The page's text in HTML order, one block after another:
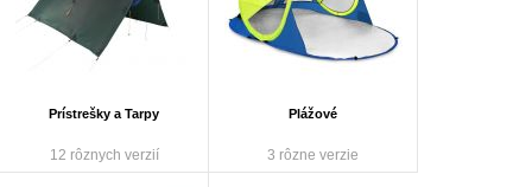
Prístrešky a Tarpy
12 rôznych verzií
Plážové
3 rôzne verzie